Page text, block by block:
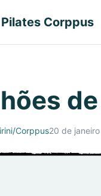
Corppus
Corppus20 de